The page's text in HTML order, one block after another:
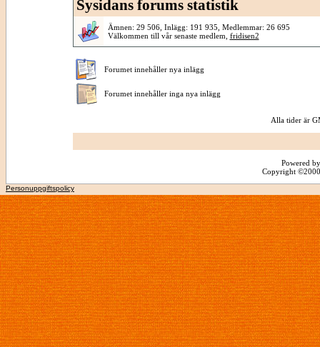
Sysidans forums statistik
Ämnen: 29 506, Inlägg: 191 935, Medlemmar: 26 695
Välkommen till vår senaste medlem, fridisen2
Forumet innehåller nya inlägg
Forumet innehåller inga nya inlägg
Alla tider är
Powered
Copyright
Personuppgiftspolicy